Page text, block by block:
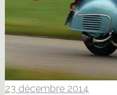
23 décembre 2014